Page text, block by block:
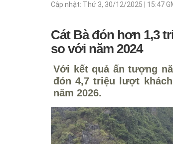
Cập nhật: Thứ 3, 30/12/2025 | 15:47
Cát Bà đón hơn 1,3
so với năm 2024
Với kết quả ấn tượng
đón 4,7 triệu lượt
năm 2026.